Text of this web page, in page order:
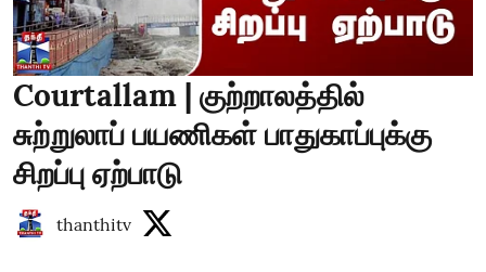
Courtallam | குற்றாலத்தில்
சுற்றுலாப் பயணிகள் பாதுகாப்புக்கு
சிறப்பு ஏற்பாடு
thanthitv